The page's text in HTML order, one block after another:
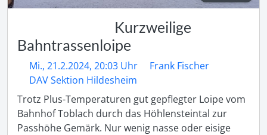
Kurzweilige
Bahntrassenloipe
Mi., 21.2.2024, 20:03 Uhr
Frank Fischer
DAV Sektion Hildesheim
Trotz Plus-Temperaturen gut gepflegter Loipe vom
Bahnhof Toblach durch das Höhlensteintal zur
Passhöhe Gemärk. Nur wenig nasse oder eisige